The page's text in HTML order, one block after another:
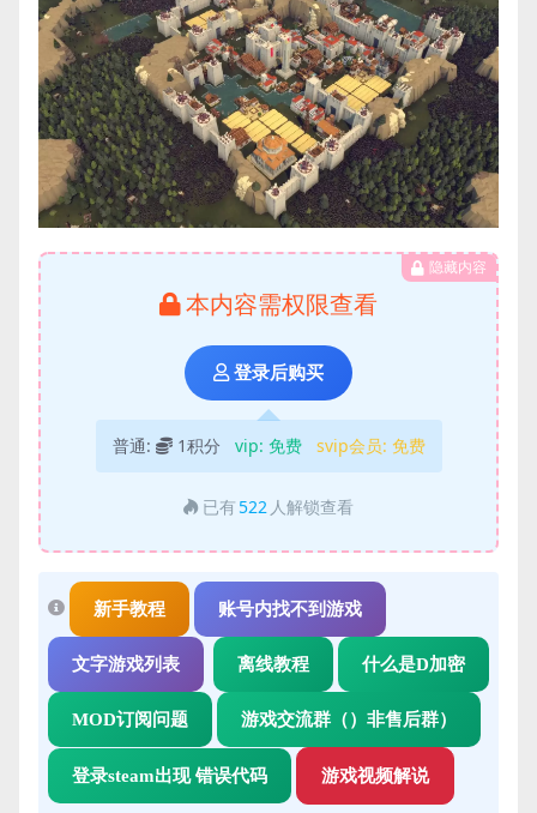
隐藏内容
本内容需权限查看
登录后购买
普通: 1积分 vip: 免费 svip会员: 免费
已有 522 人解锁查看
新手教程 账号内找不到游戏
文字游戏列表 离线教程 什么是D加密
MOD订阅问题 游戏交流群（）非售后群）
登录steam出现 错误代码 游戏视频解说